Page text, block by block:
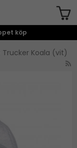
köp
Koala (vit)